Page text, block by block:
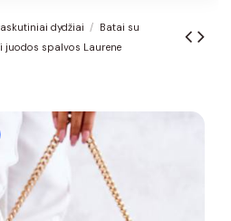
dydžiai
Batai su
juodos spalvos Laurene